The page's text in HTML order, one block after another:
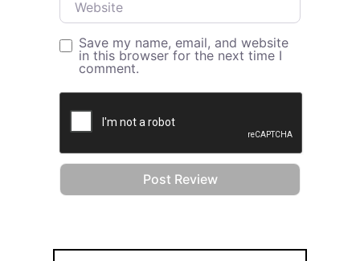
Save my name, email, and website
in this browser for the next time I
comment.